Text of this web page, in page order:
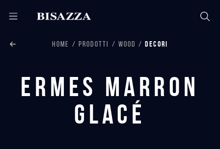
HOME PRODOTTI WOOD DECORI
Ermes Marron
Glacé